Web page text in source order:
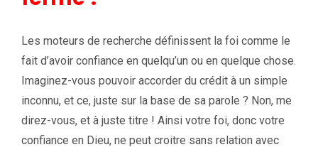
Les moteurs de recherche définissent la foi comme le
fait d’avoir confiance en quelqu’un ou en quelque chose.
Imaginez-vous pouvoir accorder du crédit à un simple
inconnu, et ce, juste sur la base de sa parole ? Non, me
direz-vous, et à juste titre ! Ainsi votre foi, donc votre
confiance en Dieu, ne peut croitre sans relation avec